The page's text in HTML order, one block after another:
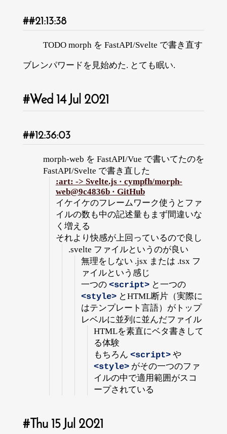
21:13:38
TODO morph を FastAPI/Svelte で書き直す
ブレンパワードを見始めた. とても眠い.
Wed 14 Jul 2021
12:36:03
morph-web を FastAPI/Vue で書いてたのを
FastAPI/Svelte で書き直した
:art: -> Svelte.js · cympfh/morph-
web@9c4836b · GitHub
イケイケのフレームワーク使うとファ
イルの数も中の記述量もまず間違いな
く増える
それより快感が上回っているので良し
.svelte ファイルというのが良い
無理をしない .jsx または .tsx フ
ァイルという感じ
一つの <script>と一つの
<style>とHTML断片（実際に
はテンプレート言語）がトップ
レベルに並列に並んだファイル
HTMLを素直にベタ書きして
る体験
もちろん <script>や
<style>がその一つのファ
イルの中で適用範囲がスコ
ープされている
Thu 15 Jul 2021